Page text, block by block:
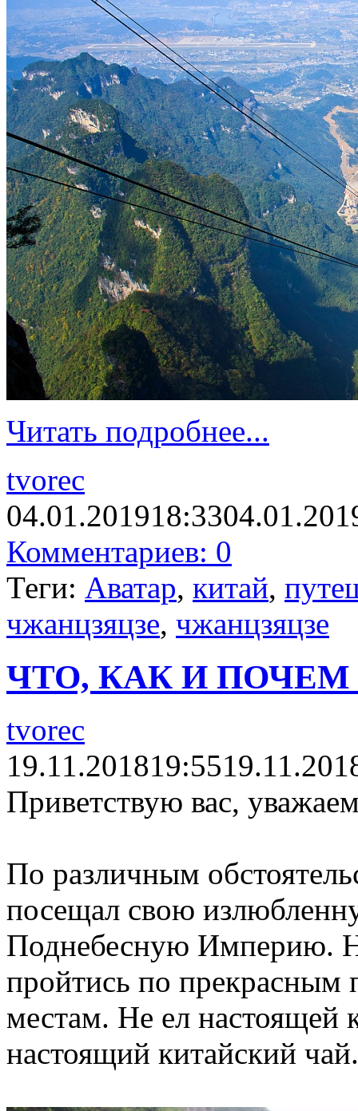
Читать подробнее...
tvorec
04.01.201918:33
Комментариев: 0
Теги: Аватар, китай,
чжанцзяцзе, чжанцзяцзе
ЧТО, КАК И
tvorec
19.11.201819:55
Приветствую вас,
По различным
посещал свою
Поднебесную Империю.
пройтись по
местам. Не ел настоящей
настоящий китайский чай.